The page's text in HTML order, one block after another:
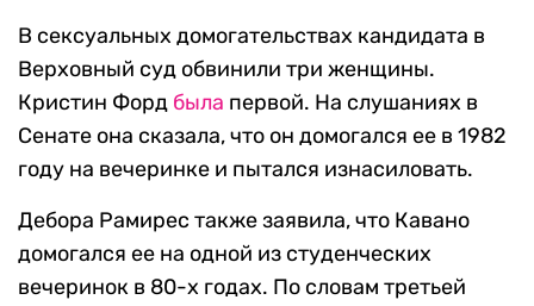
В сексуальных домогательствах кандидата в
Верховный суд обвинили три женщины.
Кристин Форд была первой. На слушаниях в
Сенате она сказала, что он домогался ее в 1982
году на вечеринке и пытался изнасиловать.
Дебора Рамирес также заявила, что Кавано
домогался ее на одной из студенческих
вечеринок в 80-х годах. По словам третьей